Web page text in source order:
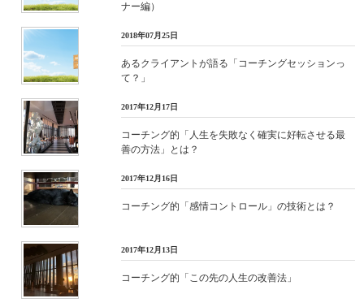
ナー編）
2018年07月25日
あるクライアントが語る「コーチングセッションっ
て？」
2017年12月17日
コーチング的「人生を失敗なく確実に好転させる最
善の方法」とは？
2017年12月16日
コーチング的「感情コントロール」の技術とは？
2017年12月13日
コーチング的「この先の人生の改善法」